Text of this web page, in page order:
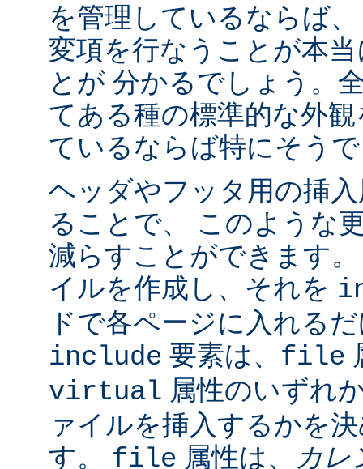
を管理しているならば
変項を行なうことが本
とが 分かるでしょう。
てある種の標準的な外
ているならば特にそう
ヘッダやフッタ用の挿
ることで、 このような
減らすことができます
イルを作成し、それを
ドで各ページに入れる
include 要素は、 file
virtual 属性のいずれ
ァイルを挿入するかを
す。 file 属性は、
カ